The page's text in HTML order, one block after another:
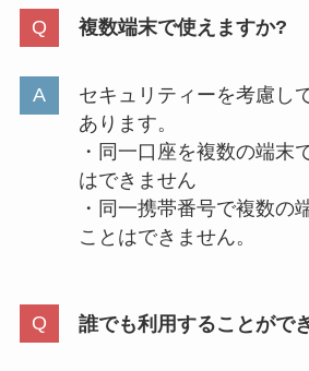
複数端末で使えますか?
セキュリティーを考慮し
あります。
・同一口座を複数の端末
はできません
・同一携帯番号で複数の
ことはできません。
誰でも利用することがで